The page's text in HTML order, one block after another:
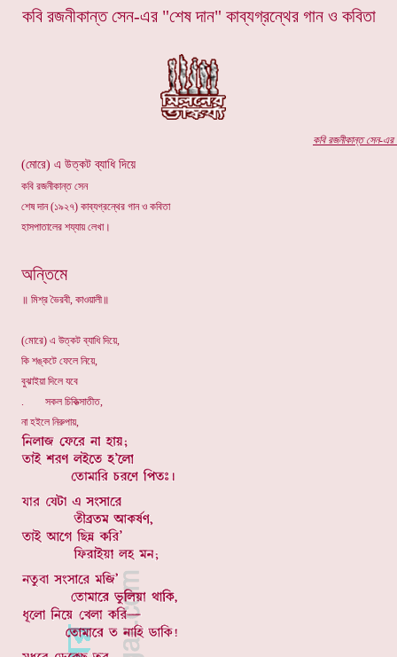
কবি রজনীকান্ত সেন-এর "শেষ দান" কাব্যগ্রন্থের গান ও কবিতা
(মোরে) এ উত্কট ব্যাধি দিয়ে
কবি রজনীকান্ত সেন
শেষ দান (১৯২৭) কাব্যগ্রন্থের গান ও কবিতা
হাসপাতালের শয্যায় লেখা।
অন্তিমে
॥ মিশ্র ভৈরবী, কাওয়ালী॥
(মোরে) এ উত্কট ব্যাধি দিয়ে,
কি শঙ্কটে ফেলে নিয়ে,
বুঝাইয়া দিলে যবে
. সকল চিকিত্সাতীত,
না হইলে নিরুপায়,
কবি রজনীকান্ত সেন-এর